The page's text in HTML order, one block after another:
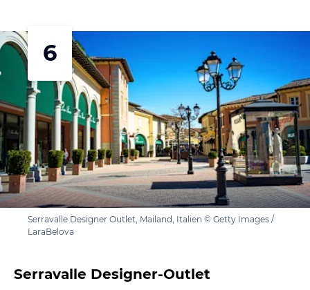
6
Serravalle Designer Outlet, Mailand, Italien © Getty Images /
LaraBelova
Serravalle Designer-Outlet